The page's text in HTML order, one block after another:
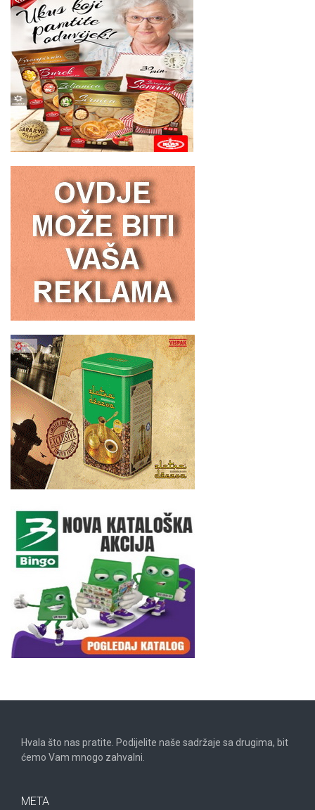
Hvala što nas pratite. Podijelite naše sadržaje sa drugima, bit
ćemo Vam mnogo zahvalni.
META